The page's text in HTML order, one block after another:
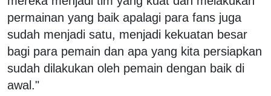
permainan yang baik apalagi para fans juga
sudah menjadi satu, menjadi kekuatan besar
bagi para pemain dan apa yang kita persiapkan
sudah dilakukan oleh pemain dengan baik di
awal."